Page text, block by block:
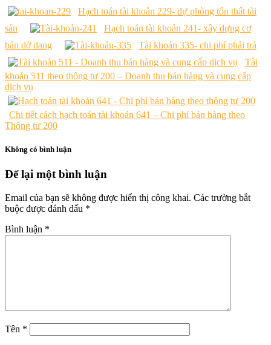
Hạch toán tài khoản 229- dự phòng tổn thất tài
sản
Hạch toán tài khoản 241- xây dựng cơ
bản dở dang
Tài khoản 335- chi phí phải trả
Tài
khoản 511 theo thông tư 200 – Doanh thu bán hàng và cung cấp
dịch vụ
Chi tiết cách hạch toán tài khoản 641 – Chi phí bán hàng theo
Thông tư 200
Không có bình luận
Để lại một bình luận
Email của bạn sẽ không được hiển thị công khai. Các trường bắt
buộc được đánh dấu *
Bình luận *
Tên *